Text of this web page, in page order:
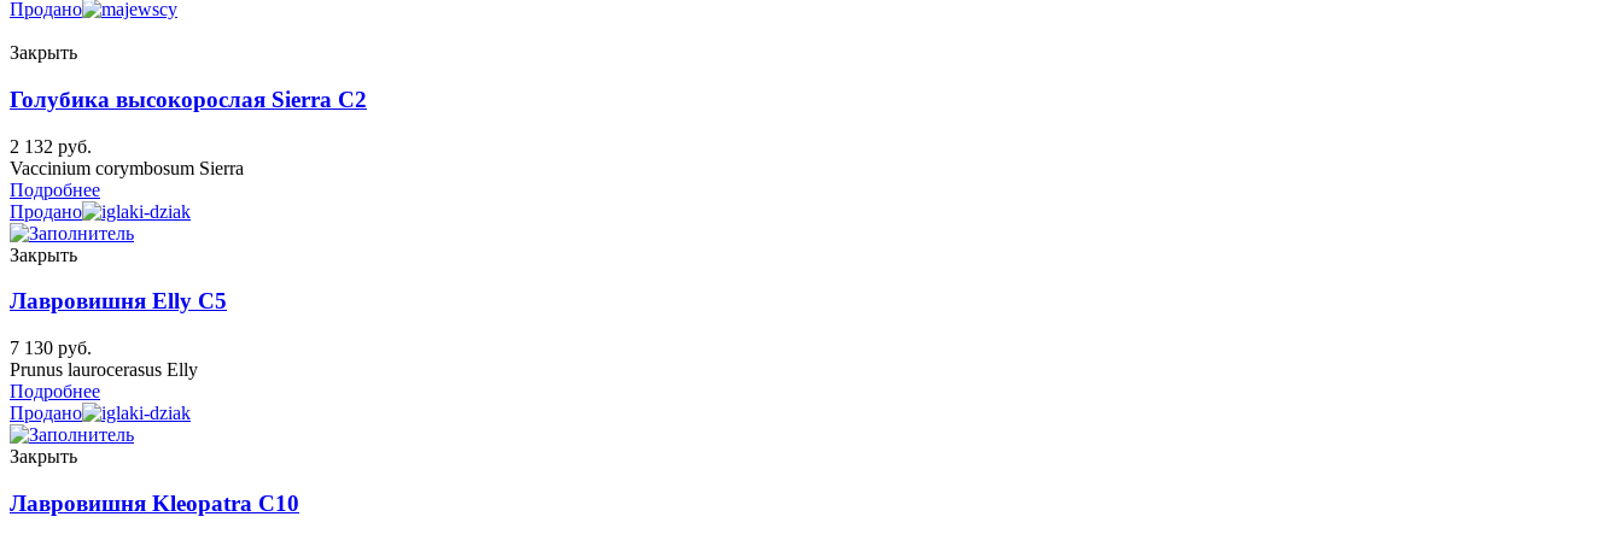
Продано
Закрыть
Голубика высокорослая Sierra C2
2 132 руб.
Vaccinium corymbosum Sierra
Подробнее
Продано
Закрыть
Лавровишня Elly C5
7 130 руб.
Prunus laurocerasus Elly
Подробнее
Продано
Закрыть
Лавровишня Kleopatra C10